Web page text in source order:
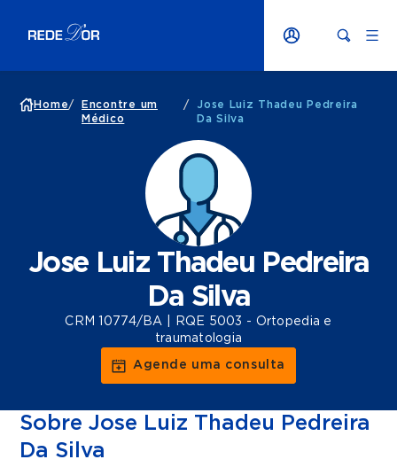
Home/
Encontre um
Médico
/
Jose Luiz Thadeu Pedreira
Da Silva
Jose Luiz Thadeu Pedreira
Da Silva
CRM 10774/BA | RQE 5003 - Ortopedia e
traumatologia
Agende uma consulta
Sobre Jose Luiz Thadeu Pedreira
Da Silva